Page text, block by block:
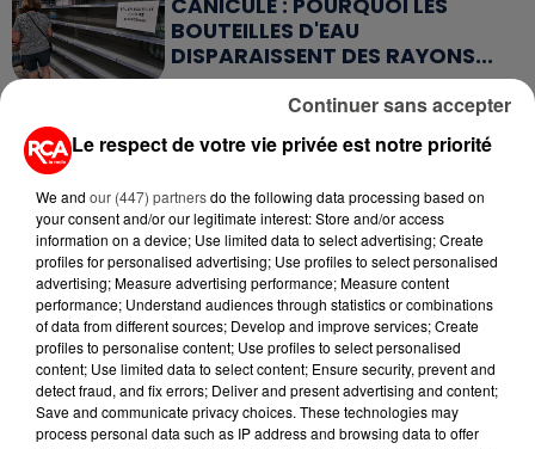
BOUTEILLES D'EAU
DISPARAISSENT DES RAYONS...
MANGER SAINEMENT COÛTE 25 %
PLUS CHER QU'IL Y A CINQ ANS,
5 août 2026
QUELLES SONT LES MARQUES QUI
OFFRENT LE MEILLEUR RAPPORT...
5 août 2026
MOUCHES : LES 5 RÉFLEXES À
ADOPTER POUR ÉVITER
L'INVASION CET ÉTÉ...
Le respect de votre vie privée est notre priorité
We and our (447) partnersdo the following data processing based on
your consent and/or our legitimate interest: Store and/or access
information on a device; Use limited data to select advertising; Create
profiles for personalised advertising; Use profiles to select personalised
advertising; Measure advertising performance; Measure content
performance; Understand audiences through statistics or combinations
of data from different sources; Develop and improve services; Create
profiles to personalise content; Use profiles to select personalised
content; Use limited data to select content; Ensure security, prevent and
detect fraud, and fix errors; Deliver and present advertising and content;
Save and communicate privacy choices. These technologies may
process personal data such as IP address and browsing data to offer
Continuer sans accepter